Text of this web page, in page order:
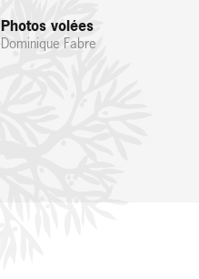
Photos volées
Dominique Fabre